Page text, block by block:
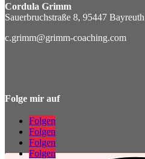
Cordula Grimm
Sauerbruchstraße 8, 95447 Bayreuth
c.grimm@grimm-coaching.com
Folge mir auf
Folgen
Folgen
Folgen
Folgen